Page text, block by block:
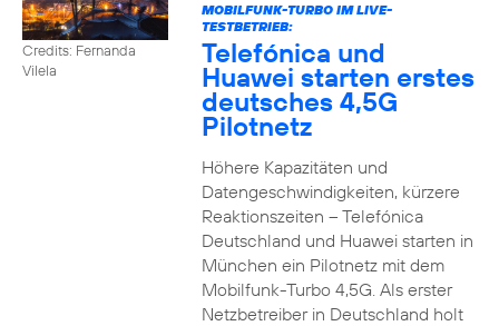
Credits: Fernanda
Vilela
MOBILFUNK-TURBO IM LIVE-
TESTBETRIEB:
Telefónica und
Huawei starten erstes
deutsches 4,5G
Pilotnetz
Höhere Kapazitäten und
Datengeschwindigkeiten, kürzere
Reaktionszeiten – Telefónica
Deutschland und Huawei starten in
München ein Pilotnetz mit dem
Mobilfunk-Turbo 4,5G. Als erster
Netzbetreiber in Deutschland holt